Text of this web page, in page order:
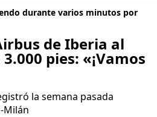
durante varios minutos por
de Iberia al
pies: «¡Vamos
la semana pasada
Milán